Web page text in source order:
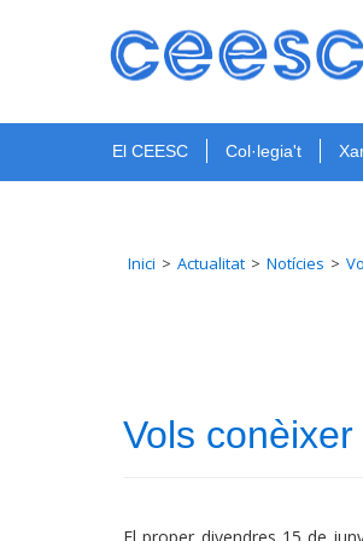
El CEESC Col·legia't
Inici Actualitat Notícies
Vols